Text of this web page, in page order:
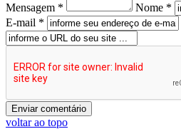
Mensagem *
Nome *
E-mail *
voltar ao topo